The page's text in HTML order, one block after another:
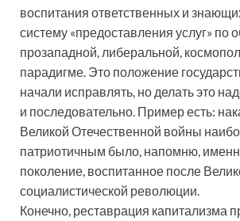
воспитания ответственных и
систему «предоставления услуг» по
прозападной, либеральной,
парадигме. Это положение
начали исправлять, но делать это
и последовательно. Пример есть:
Великой Отечественной войны
патриотичным было, напомню,
поколение, воспитанное после
социалистической революции.
Конечно, реставрация капитализма